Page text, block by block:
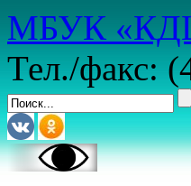
МБУК
Тел./факс: